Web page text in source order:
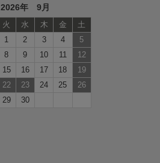
2026年 9月
火 水 木 金
土
1
2 3 4
5
8 9 10 11
12
15 16 17 18
19
22 23 24 25
26
29 30